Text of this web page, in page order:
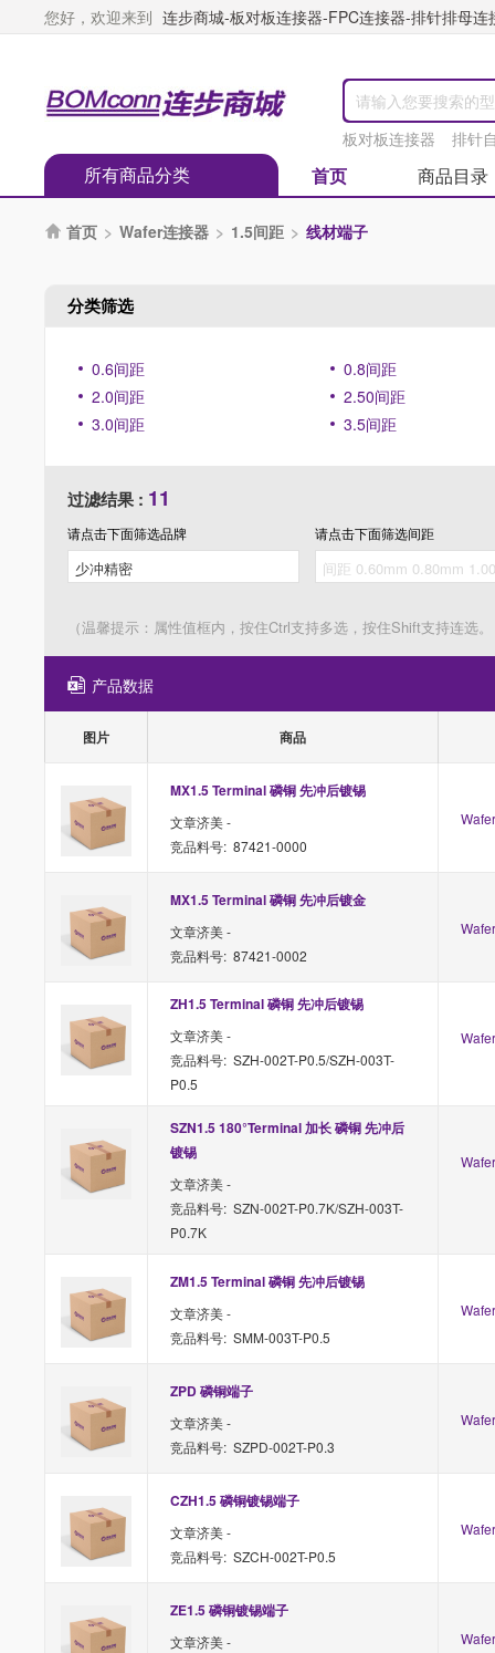
您好，欢迎来到 连步商城-板对板连接器-FPC连接器-排针排母
板对板连接器 排针
所有商品分类 首页 商品目录
 首页 > Wafer连接器 > 1.5间距 > 线材端子
分类筛选
0.6间距
0.8间距
2.0间距
2.50间距
3.0间距
3.5间距
过滤结果 : 11
请点击下面筛选品牌 请点击下面筛选间距
（温馨提示：属性值框内，按住Ctrl支持多选，按住Shift支持连选
产品数据
图片 商品
MX1.5 Terminal 磷铜 先冲后镀锡
文章济美 -
竞品料号: 87421-0000
MX1.5 Terminal 磷铜 先冲后镀金
文章济美 -
竞品料号: 87421-0002
ZH1.5 Terminal 磷铜 先冲后镀锡
文章济美 -
竞品料号: SZH-002T-P0.5/SZH-003T-
P0.5
SZN1.5 180°Terminal 加长 磷铜 先冲后
镀锡
文章济美 -
竞品料号: SZN-002T-P0.7K/SZH-003T-
P0.7K
ZM1.5 Terminal 磷铜 先冲后镀锡
文章济美 -
竞品料号: SMM-003T-P0.5
ZPD 磷铜端子
文章济美 -
竞品料号: SZPD-002T-P0.3
CZH1.5 磷铜镀锡端子
文章济美 -
竞品料号: SZCH-002T-P0.5
ZE1.5 磷铜镀锡端子
文章济美 -